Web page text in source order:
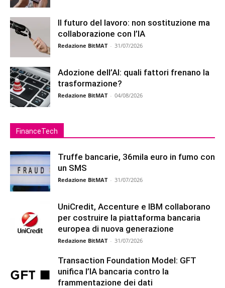
Il futuro del lavoro: non sostituzione ma
collaborazione con l’IA
Redazione BitMAT - 31/07/2026
Adozione dell’AI: quali fattori frenano la
trasformazione?
Redazione BitMAT - 04/08/2026
FinanceTech
Truffe bancarie, 36mila euro in fumo con
un SMS
Redazione BitMAT - 31/07/2026
UniCredit, Accenture e IBM collaborano
per costruire la piattaforma bancaria
europea di nuova generazione
Redazione BitMAT - 31/07/2026
Transaction Foundation Model: GFT
unifica l’IA bancaria contro la
frammentazione dei dati